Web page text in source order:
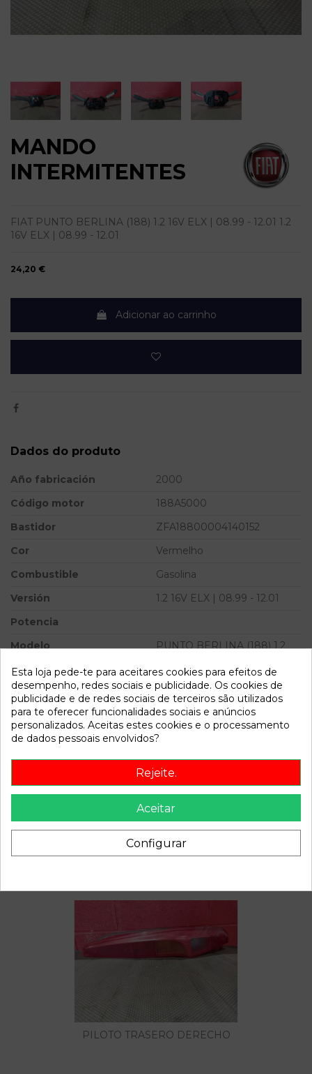
MANDO
INTERMITENTES
FIAT PUNTO BERLINA (188) 1.2 16V ELX | 08.99 - 12.01 1.2
16V ELX | 08.99 - 12.01
24,20 €
Adicionar ao carrinho
Dados do produto
Año fabricación
2000
Código motor
188A5000
Bastidor
ZFA18800004140152
Cor
Vermelho
Combustible
Gasolina
Versión
1.2 16V ELX | 08.99 - 12.01
Potencia
Modelo
PUNTO BERLINA (188) 1.2
Referência 806468
Disponível a partir de: 2022-04-04
Recambio de mando intermitentes para fiat punto berlina
(188) 1.2 16v elx | 08.99 - 12.01 1.2 16v elx | 08.99 - 12.01
PILOTO TRASERO DERECHO
Esta loja pede-te para aceitares cookies para efeitos de
desempenho, redes sociais e publicidade. Os cookies de
publicidade e de redes sociais de terceiros são utilizados
para te oferecer funcionalidades sociais e anúncios
personalizados. Aceitas estes cookies e o processamento
de dados pessoais envolvidos?
Rejeite.
Aceitar
Configurar